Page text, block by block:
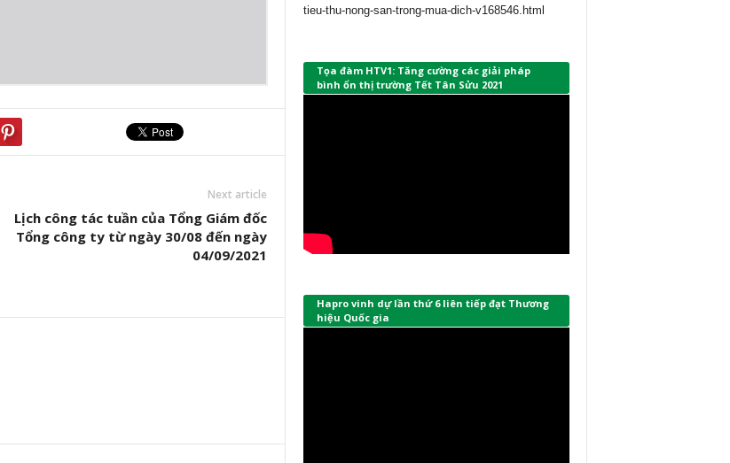
Next article
Lịch công tác tuần của Tổng Giám đốc
Tổng công ty từ ngày 30/08 đến ngày
04/09/2021
tieu-thu-nong-san-trong-mua-dich-v168546.html
Tọa đàm HTV1: Tăng cường các giải pháp
bình ổn thị trường Tết Tân Sửu 2021
Hapro vinh dự lần thứ 6 liên tiếp đạt Thương
hiệu Quốc gia